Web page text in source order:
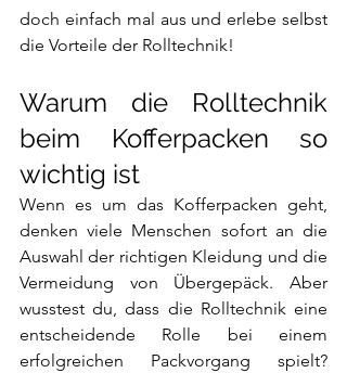
doch einfach mal aus und erlebe selbst
die Vorteile der Rolltechnik!
Warum die Rolltechnik
beim Kofferpacken so
wichtig ist
Wenn es um das Kofferpacken geht,
denken viele Menschen sofort an die
Auswahl der richtigen Kleidung und die
Vermeidung von Übergepäck. Aber
wusstest du, dass die Rolltechnik eine
entscheidende Rolle bei einem
erfolgreichen Packvorgang spielt?